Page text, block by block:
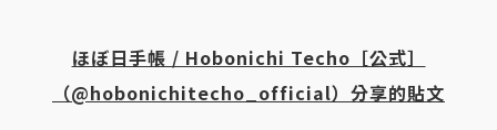
ほぼ日手帳 / Hobonichi Techo［公式］
（@hobonichitecho_official）分享的貼文